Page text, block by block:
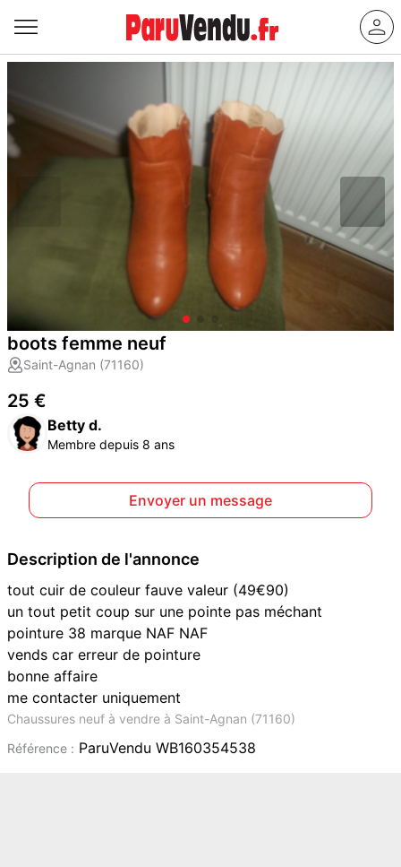
boots femme neuf
Saint-Agnan (71160)
25 €
Betty d.
Membre depuis 8 ans
Envoyer un message
Description de l'annonce
tout cuir de couleur fauve valeur (49€90)
un tout petit coup sur une pointe pas méchant
pointure 38 marque NAF NAF
vends car erreur de pointure
bonne affaire
me contacter uniquement
Chaussures neuf à vendre à Saint-Agnan (71160)
Référence : ParuVendu WB160354538